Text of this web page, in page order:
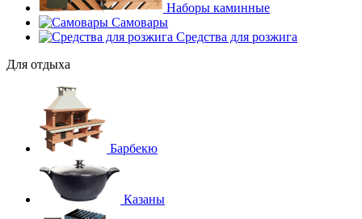
Наборы каминные
Самовары
Средства для розжига
Для отдыха
Барбекю
Казаны